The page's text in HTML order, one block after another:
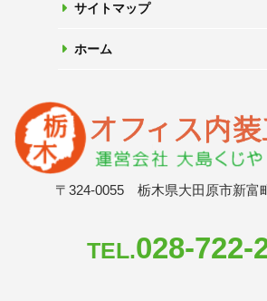
サイトマップ
ホーム
〒324-0055 栃木県大田原市新富
TEL.028-722-